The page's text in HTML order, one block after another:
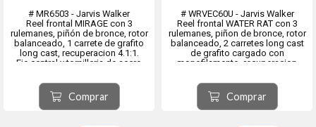
# MR6503 - Jarvis Walker
Reel frontal MIRAGE con 3
rulemanes, piñón de bronce, rotor
balanceado, 1 carrete de grafito
long cast, recuperacion 4.1:1.
Eje central y tornilleria de acero
Comprar
# WRVEC60U - Jarvis Walker
Reel frontal WATER RAT con 3
rulemanes, piñon de bronce, rotor
balanceado, 2 carretes long cast
de grafito cargado con
monofilamento, recuperacion
Eje central y tornilleria de acero
inoxidable.
Comprar